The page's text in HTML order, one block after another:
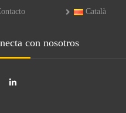
Català
con nosotros